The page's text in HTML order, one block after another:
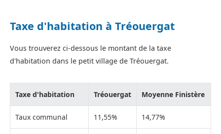
Taxe d'habitation à Tréouergat
Vous trouverez ci-dessous le montant de la taxe
d'habitation dans le petit village de Tréouergat.
Taxe d'habitation Tréouergat Moyenne Finistère
Taux communal 11,55% 14,77%